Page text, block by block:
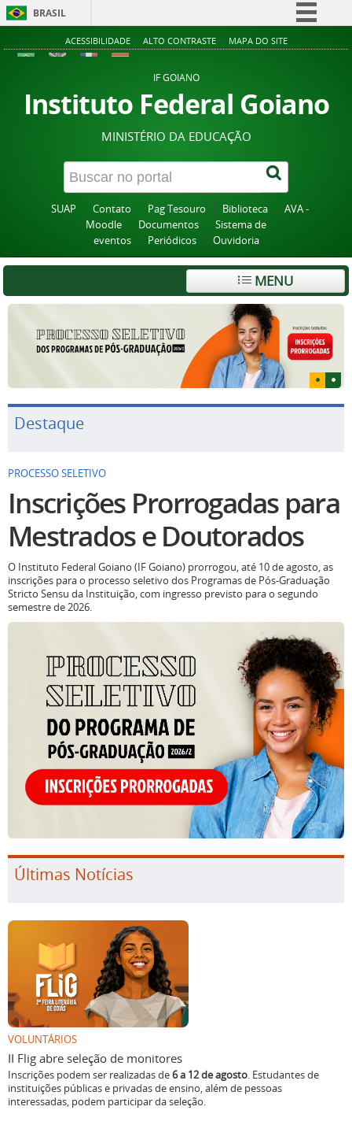
BRASIL
Simplifique!
Acesso à informação
Legislação
Canais
ACESSIBILIDADE ALTO CONTRASTE MAPA DO SITE
IF GOIANO
Instituto Federal Goiano
MINISTÉRIO DA EDUCAÇÃO
SUAP Contato Pag Tesouro Biblioteca
AVA -
Moodle
Documentos
Sistema de
eventos
Periódicos Ouvidoria
MENU
Destaque
PROCESSO SELETIVO
Inscrições Prorrogadas para
Mestrados e Doutorados
O Instituto Federal Goiano (IF Goiano) prorrogou, até 10 de agosto, as
inscrições para o processo seletivo dos Programas de Pós-Graduação
Stricto Sensu da Instituição, com ingresso previsto para o segundo
semestre de 2026.
Últimas Notícias
VOLUNTÁRIOS
II Flig abre seleção de monitores
Inscrições podem ser realizadas de6 a 12 de agosto. Estudantes de
instituições públicas e privadas de ensino, além de pessoas
interessadas, podem participar da seleção.